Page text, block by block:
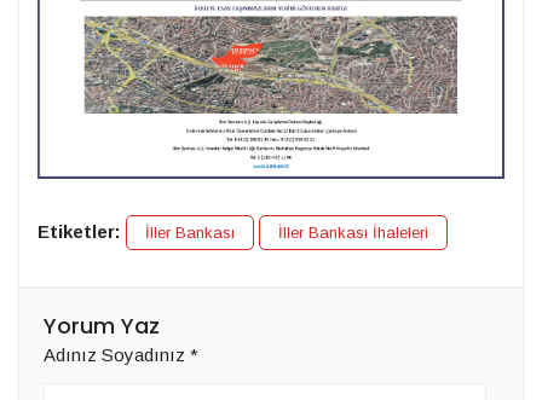
Etiketler: İller Bankası İller Bankası İhaleleri
Yorum Yaz
Adınız Soyadınız *